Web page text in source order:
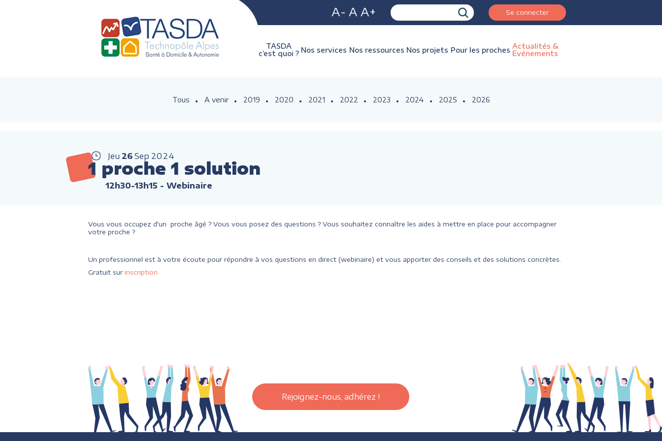
A- A A+ Se connecter
TASDA
c’est quoi ? Nos services Nos ressources Nos projets Pour les proches Actualités &
Evénements
Tous A venir 2019 2020 2021 2022 2023 2024 2025 2026
Jeu 26 Sep 2024
1 proche 1 solution
12h30-13h15 - Webinaire
Vous vous occupez d'un proche âgé ? Vous vous posez des questions ? Vous souhaitez connaître les aides à mettre en place pour accompagner
votre proche ?
Un professionnel est à votre écoute pour répondre à vos questions en direct (webinaire) et vous apporter des conseils et des solutions concrètes.
Gratuit sur inscription
Rejoignez-nous, adhérez !